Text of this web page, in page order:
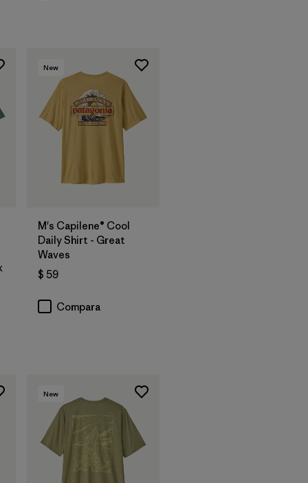
New
M's Capilene® Cool
Daily Shirt - Great
Waves
$ 59
Compara
New